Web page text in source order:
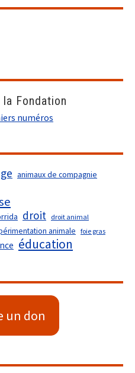
Fondation
numéros
animaux de compagnie
droit droit animal
animale foie gras
éducation
un don